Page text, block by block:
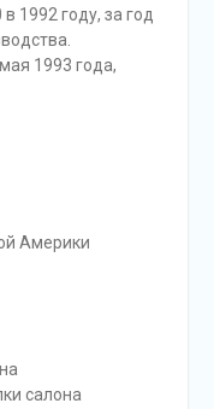
1992 году, за год
1993 года,
Америки
салона